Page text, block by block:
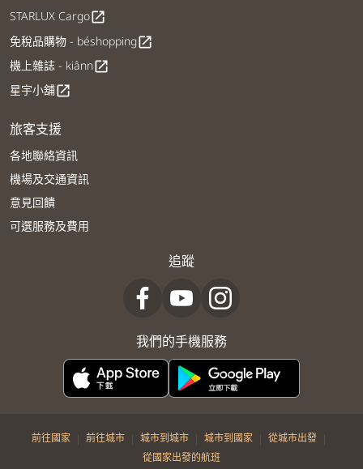
STARLUX Cargoopen_in_new
免稅品購物 - béshoppingopen_in_new
機上雜誌 - kiânnopen_in_new
星宇小舖open_in_new
旅客支援
各地聯絡資訊
機場及交通資訊
意見回饋
可選服務及費用
追蹤
我們的手機服務
前往國家 | 前往城市 | 城市到城市 | 城市到國家 | 從城市出發 |
從國家出發的航班